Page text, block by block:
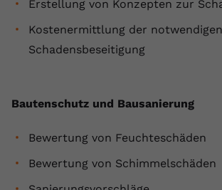
Erstellung von Konzepten zur
Kostenermittlung der
Schadensbeseitigung
Bautenschutz und Bausanierung
Bewertung von Feuchteschäden
Bewertung von Schimmelschäden
youtube.com
Laufzeit Session
Zweck
Daten darüber zu
gesehen hat.